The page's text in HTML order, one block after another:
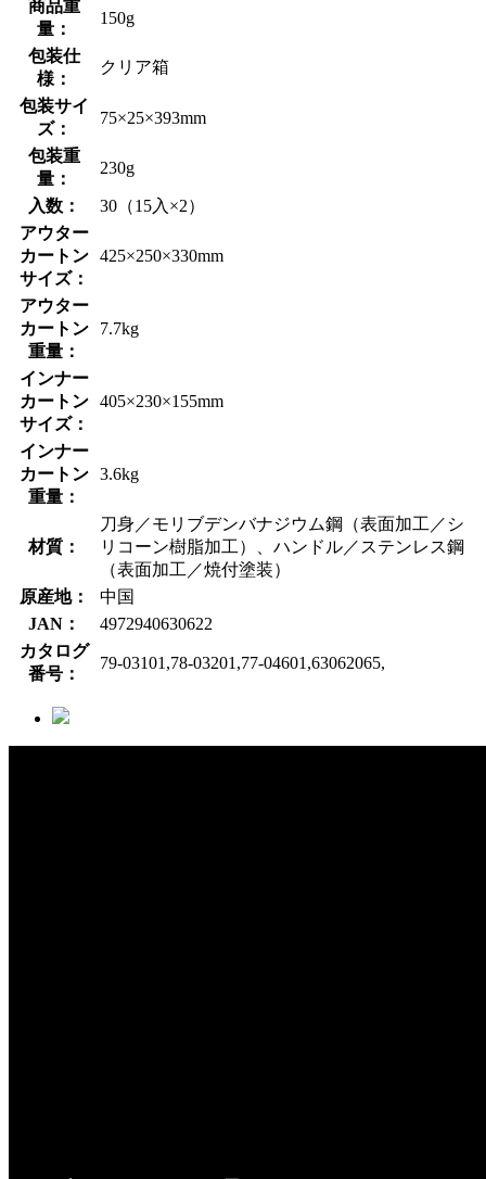
商品重
量：
150g
包装仕
様：
クリア箱
包装サイ
ズ：
75×25×393mm
包装重
量：
230g
入数：
30（15入×2）
アウター
カートン
サイズ：
425×250×330mm
アウター
カートン
重量：
7.7kg
インナー
カートン
サイズ：
405×230×155mm
インナー
カートン
重量：
3.6kg
材質：
刀身／モリブデンバナジウム鋼（表面加工／シ
リコーン樹脂加工）、ハンドル／ステンレス鋼
（表面加工／焼付塗装）
原産地：
中国
JAN：
4972940630622
カタログ
番号：
79-03101,78-03201,77-04601,63062065,